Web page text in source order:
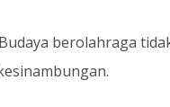
berolahraga